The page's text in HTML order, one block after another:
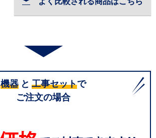
機器 と 工事セットで
ご注文の場合